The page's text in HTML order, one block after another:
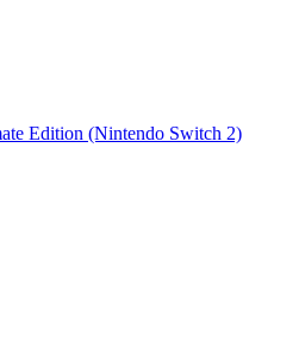
Edition (Nintendo Switch 2)